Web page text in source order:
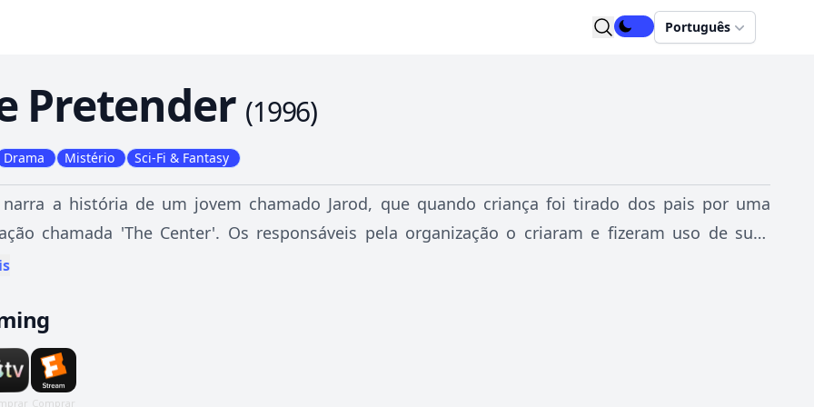
Português
Pretender (1996)
Drama Mistério Sci-Fi & Fantasy
a história de um jovem chamado Jarod, que quando criança foi tirado dos pais por uma
chamada 'The Center'. Os responsáveis pela organização o criaram e fizeram uso de suas
para treiná-lo e torná-lo um "Pretender", alguém com capacidade de integrar qualquer tipo de
do seu grau de complexidade.